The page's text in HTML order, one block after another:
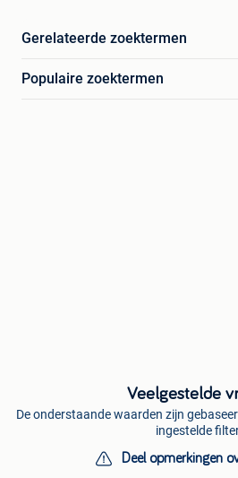
Gerelateerde zoektermen
Populaire zoektermen
Veelgestelde
De onderstaande waarden zijn
ingestelde
Deel opmerkingen